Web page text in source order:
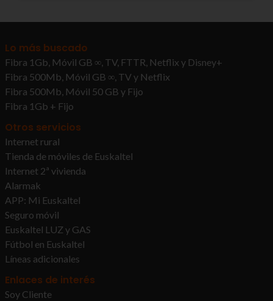
Lo más buscado
Fibra 1Gb, Móvil GB ∞, TV, FTTR, Netflix y Disney+
Fibra 500Mb, Móvil GB ∞, TV y Netflix
Fibra 500Mb, Móvil 50 GB y Fijo
Fibra 1Gb + Fijo
Otros servicios
Internet rural
Tienda de móviles de Euskaltel
Internet 2ª vivienda
Alarmak
APP: Mi Euskaltel
Seguro móvil
Euskaltel LUZ y GAS
Fútbol en Euskaltel
Líneas adicionales
Enlaces de interés
Soy Cliente